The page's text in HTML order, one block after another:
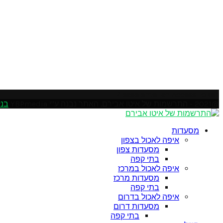
מסעדות
איפה לאכול בצפון
מסעדות צפון
בתי קפה
איפה לאכול במרכז
מסעדות מרכז
בתי קפה
איפה לאכול בדרום
מסעדות דרום
בתי קפה